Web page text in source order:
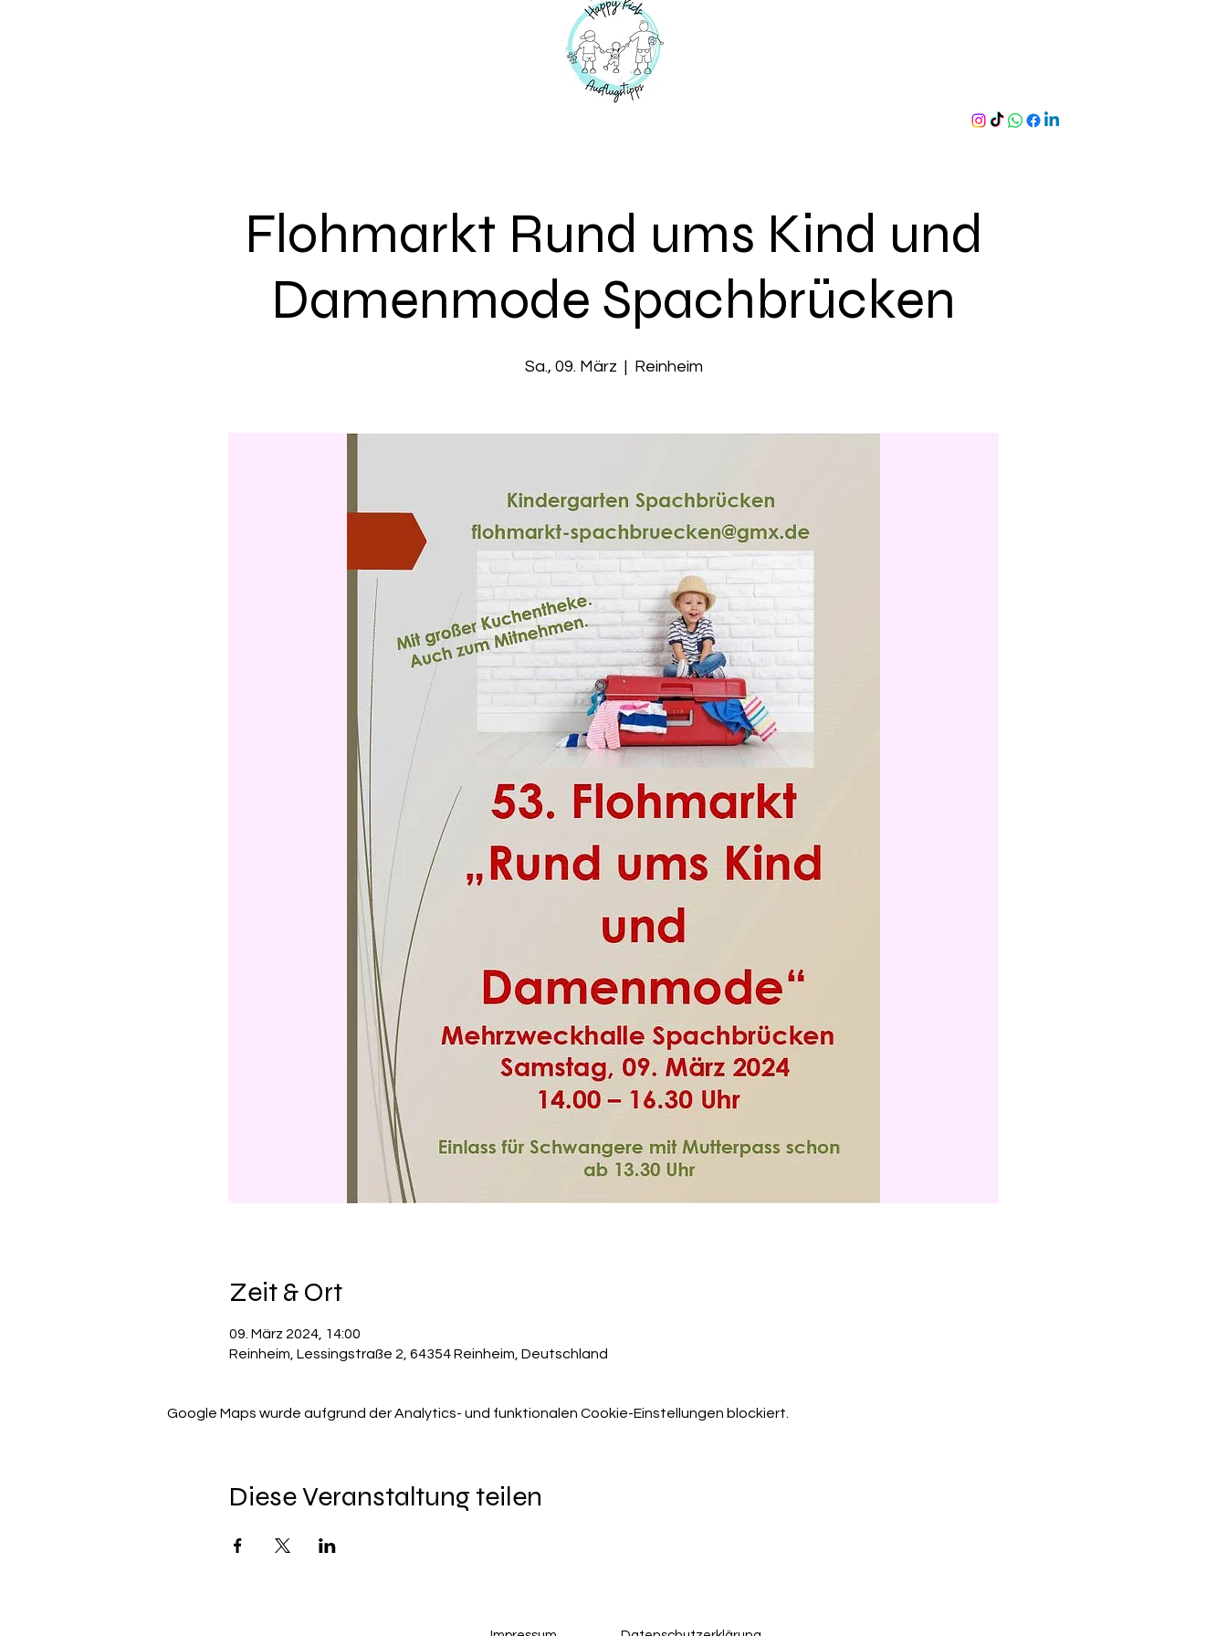
Flohmarkt Rund ums Kind und
Damenmode Spachbrücken
Sa., 09. März
  |
Reinheim
Zeit & Ort
09. März 2024, 14:00
Reinheim, Lessingstraße 2, 64354 Reinheim, Deutschland
Google Maps wurde aufgrund der Analytics- und funktionalen Cookie-Einstellungen blockiert.
Diese Veranstaltung teilen